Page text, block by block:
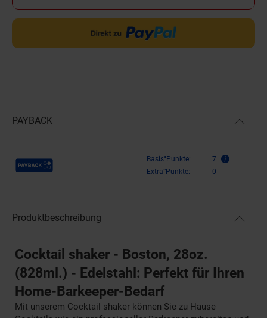
PAYBACK
Payback Punkte Basis°Punkte:
7
Extra°Punkte:
0
Produktbeschreibung
Cocktail shaker - Boston, 28oz.
(828ml.) - Edelstahl: Perfekt für Ihren
Home-Barkeeper-Bedarf
Mit unserem Cocktail shaker können Sie zu Hause